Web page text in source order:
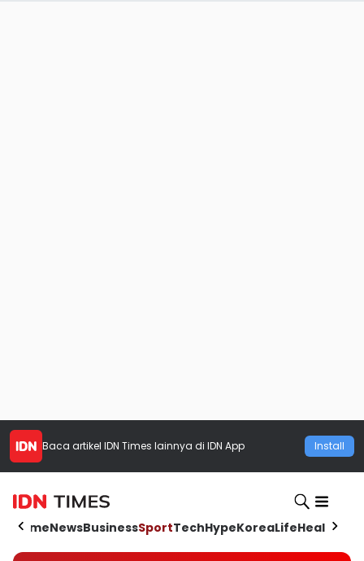
Baca artikel IDN Times lainnya di IDN App Install
HomeNewsBusinessSportTechHypeKoreaLifeHealth